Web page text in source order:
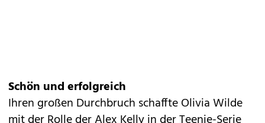
Schön und erfolgreich
Ihren großen Durchbruch schaffte Olivia Wilde